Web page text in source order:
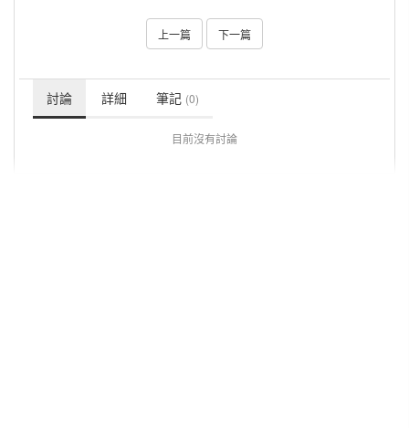
上一篇 下一篇
討論 詳細 筆記 (0)
目前沒有討論